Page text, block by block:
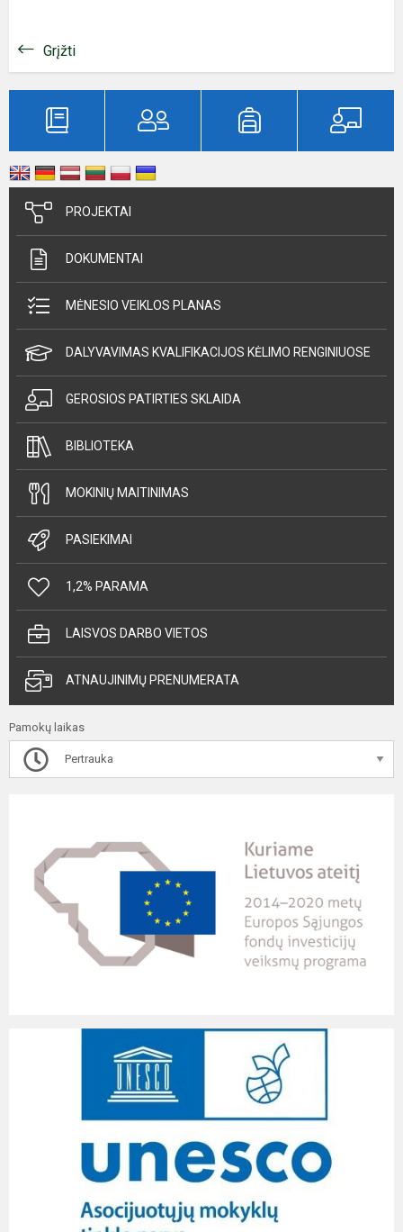
Grįžti
PROJEKTAI
DOKUMENTAI
MĖNESIO VEIKLOS PLANAS
DALYVAVIMAS KVALIFIKACIJOS KĖLIMO RENGINIUOSE
GEROSIOS PATIRTIES SKLAIDA
BIBLIOTEKA
MOKINIŲ MAITINIMAS
PASIEKIMAI
1,2% PARAMA
LAISVOS DARBO VIETOS
ATNAUJINIMŲ PRENUMERATA
Pamokų laikas
Pertrauka